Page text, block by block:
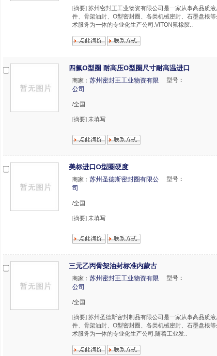
[摘要] 苏州密封王工业物资有限公司是一家从事高品质
件、骨架油封、O型密封圈、各类机械密封、石墨盘根
术服务为一体的专业化生产公司.VITON氟橡胶..
四氟O型圈 耐高压O型圈尺寸耐高温进口
商家： 苏州密封王工业物资有限
公司
型号：
/全国
[摘要] 未填写
美标进口O型圈硬度
商家： 苏州圣德斯密封圈有限公
司
型号：
/全国
[摘要] 未填写
三元乙丙骨架油封标准内蒙古
商家： 苏州密封王工业物资有限
公司
型号：
/全国
[摘要] 苏州圣德斯密封制品有限公司是一家从事高品质
件、骨架油封、O型密封圈、各类机械密封、石墨盘根
术服务为一体的专业化生产公司.随着工业发..